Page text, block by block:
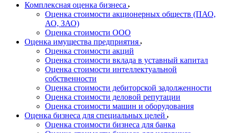
Комплексная оценка бизнеса
Оценка стоимости акционерных обществ (ПАО,
АО, ЗАО)
Оценка стоимости ООО
Оценка имущества предприятия
Оценка стоимости акций
Оценка стоимости вклада в уставный капитал
Оценка стоимости интеллектуальной
собственности
Оценка стоимости дебиторской задолженности
Оценка стоимости деловой репутации
Оценка стоимости машин и оборудования
Оценка бизнеса для специальных целей
Оценка стоимости бизнеса для банка